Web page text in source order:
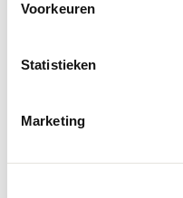
Voorkeuren
Statistieken
Marketing
Socials